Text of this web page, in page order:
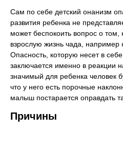
Сам по себе детский онанизм
развития ребенка не
может беспокоить вопрос о том,
взрослую жизнь чада,
Опасность, которую несет в
заключается именно в реакции
значимый для ребенка человек
что у него есть порочные
малыш постарается оправдать
Причины